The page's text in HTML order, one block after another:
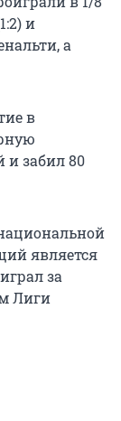
и
а
в
и забил 80
является
за
Лиги